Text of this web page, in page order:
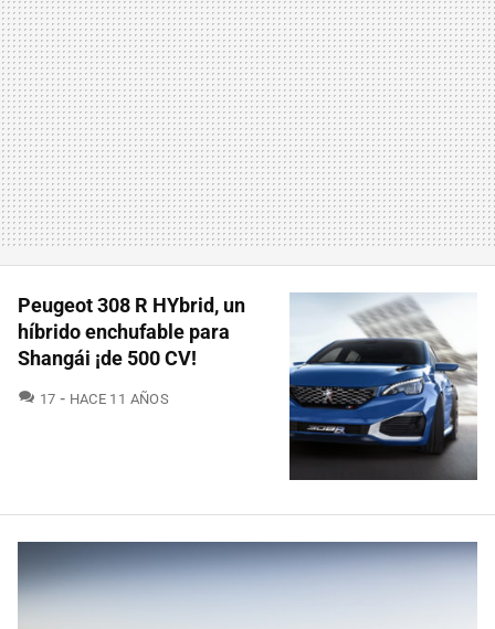
Peugeot 308 R HYbrid, un
híbrido enchufable para
Shangái ¡de 500 CV!
17 COMENTARIOS
HACE 11 AÑOS